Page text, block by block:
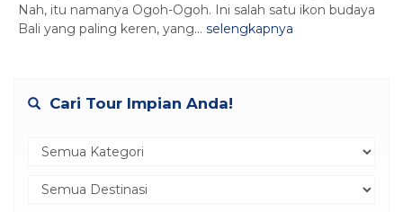
Nah, itu namanya Ogoh-Ogoh. Ini salah satu ikon budaya
Bali yang paling keren, yang... selengkapnya
Cari Tour Impian Anda!